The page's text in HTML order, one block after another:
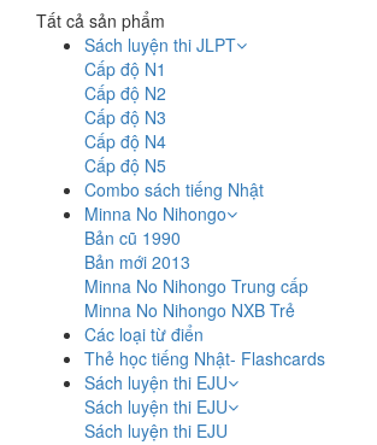
Tất cả sản phẩm
Sách luyện thi JLPT
Cấp độ N1
Cấp độ N2
Cấp độ N3
Cấp độ N4
Cấp độ N5
Combo sách tiếng Nhật
Minna No Nihongo
Bản cũ 1990
Bản mới 2013
Minna No Nihongo Trung cấp
Minna No Nihongo NXB Trẻ
Các loại từ điển
Thẻ học tiếng Nhật- Flashcards
Sách luyện thi EJU
Sách luyện thi EJU
Sách luyện thi EJU